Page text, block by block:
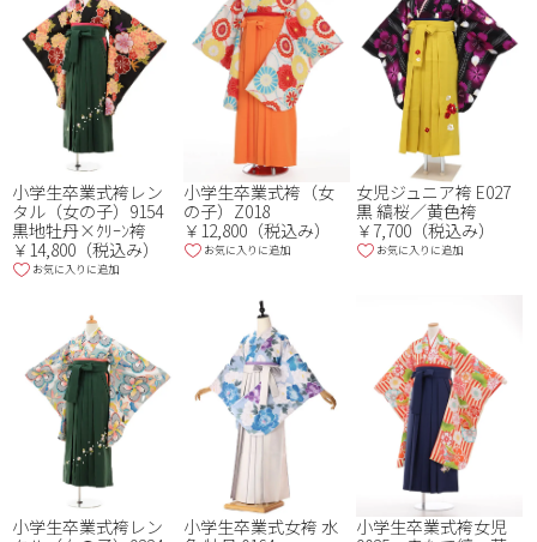
小学生卒業式袴レン
タル（女の子）9154
黒地牡丹×ｸﾘｰﾝ袴
￥14,800（税込み）
お気に入りに追加
小学生卒業式袴（女
の子）Z018
￥12,800（税込み）
お気に入りに追加
女児ジュニア袴 E027
黒 縞桜／黄色袴
￥7,700（税込み）
お気に入りに追加
小学生卒業式袴レン
小学生卒業式女袴 水
小学生卒業式袴女児